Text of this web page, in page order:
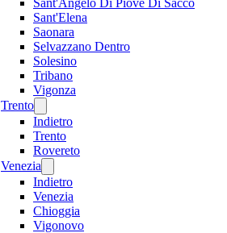
Sant'Angelo Di Piove Di Sacco
Sant'Elena
Saonara
Selvazzano Dentro
Solesino
Tribano
Vigonza
Trento
Indietro
Trento
Rovereto
Venezia
Indietro
Venezia
Chioggia
Vigonovo